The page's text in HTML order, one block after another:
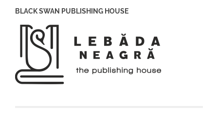
BLACK SWAN PUBLISHING HOUSE